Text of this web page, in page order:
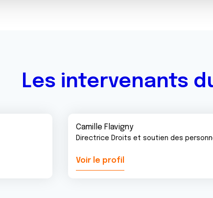
Les intervenants
Camille Flavigny
Directrice Droits et soutien des
Voir le profil